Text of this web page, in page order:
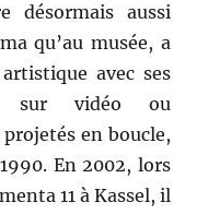
désormais aussi
qu’au musée, a
avec ses
sur vidéo ou
en boucle,
En 2002, lors
11 à Kassel, il